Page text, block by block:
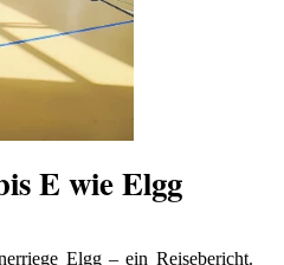
E wie Elgg
Elgg – ein Reisebericht.